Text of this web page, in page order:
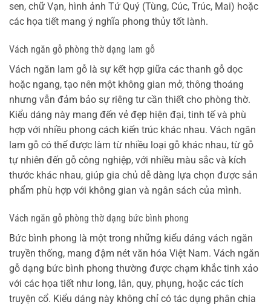
sen, chữ Vạn, hình ảnh Tứ Quý (Tùng, Cúc, Trúc, Mai) hoặc
các họa tiết mang ý nghĩa phong thủy tốt lành.
Vách ngăn gỗ phòng thờ dạng lam gỗ
Vách ngăn lam gỗ là sự kết hợp giữa các thanh gỗ dọc
hoặc ngang, tạo nên một không gian mở, thông thoáng
nhưng vẫn đảm bảo sự riêng tư cần thiết cho phòng thờ.
Kiểu dáng này mang đến vẻ đẹp hiện đại, tinh tế và phù
hợp với nhiều phong cách kiến trúc khác nhau. Vách ngăn
lam gỗ có thể được làm từ nhiều loại gỗ khác nhau, từ gỗ
tự nhiên đến gỗ công nghiệp, với nhiều màu sắc và kích
thước khác nhau, giúp gia chủ dễ dàng lựa chọn được sản
phẩm phù hợp với không gian và ngân sách của mình.
Vách ngăn gỗ phòng thờ dạng bức bình phong
Bức bình phong là một trong những kiểu dáng vách ngăn
truyền thống, mang đậm nét văn hóa Việt Nam. Vách ngăn
gỗ dạng bức bình phong thường được chạm khắc tinh xảo
với các họa tiết như long, lân, quy, phụng, hoặc các tích
truyện cổ. Kiểu dáng này không chỉ có tác dụng phân chia